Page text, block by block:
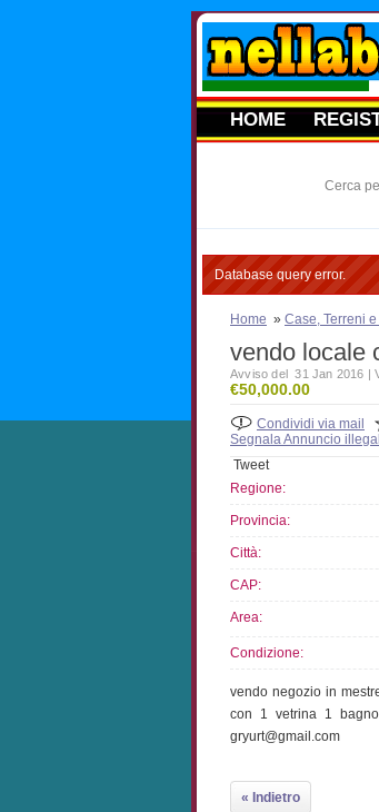
HOME
Cerca
Database query error.
Home » Case, Terreni
vendo locale
Avviso del 31 Jan 2016 |
€50,000.00
Condividi via mail
Segnala Annuncio
Tweet
Regione:
Provincia:
Città:
CAP:
Area:
Condizione:
vendo negozio in
con 1 vetrina 1
gryurt@gmail.com
« Indietro